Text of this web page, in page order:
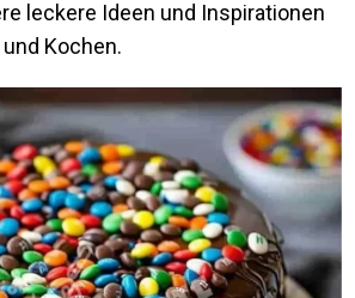
leckere Ideen und Inspirationen
Kochen.